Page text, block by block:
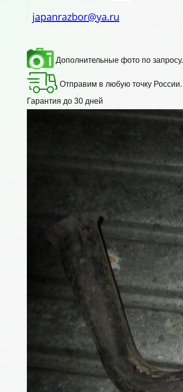
japanrazbor@ya.ru
Дополнительные фото по запросу.
Отправим в любую точку России.
Гарантия до 30 дней